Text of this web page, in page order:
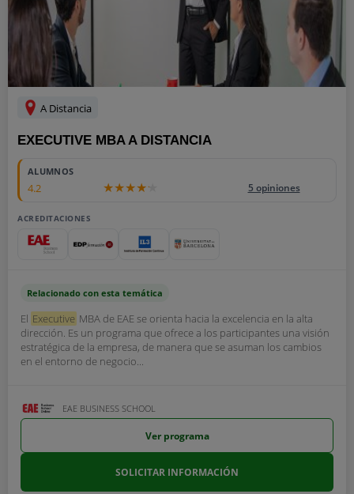
A Distancia
EXECUTIVE MBA A DISTANCIA
ALUMNOS
4.2 5 opiniones
ACREDITACIONES
Relacionado con esta temática
El Executive MBA de EAE se orienta hacia la excelencia en la alta
dirección. Es un programa que ofrece a los participantes una visión
estratégica de la empresa, de manera que se asuman los cambios
en el entorno de negocio...
EAE BUSINESS SCHOOL
Ver programa
SOLICITAR INFORMACIÓN